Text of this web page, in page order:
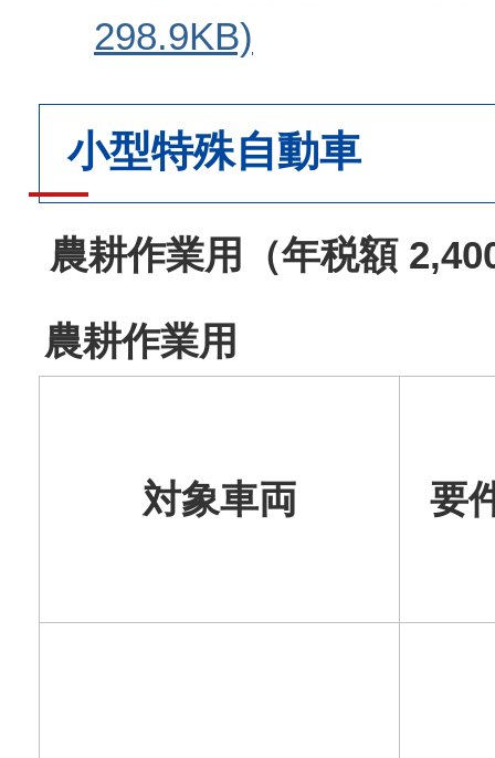
298.9KB)
小型特殊自動車
農耕作業用（年税額
農耕作業用
対象車両 要